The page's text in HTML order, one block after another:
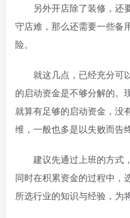
另外开店除了装修，还
守店难，那么还需要一些备
险。
就这几点，已经充分可
的启动资金是不够分解的。
就算有足够的启动资金，没
维，一般也多是以失败而告终
建议先通过上班的方式，
同时在积累资金的过程中，
所选行业的知识与经验，为